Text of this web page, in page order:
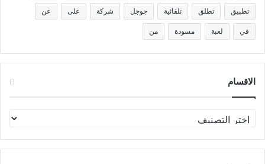
تطبيق تطلق تلقائية جوجل شركة على عن
في لعبة مسودة من
الاقسام
الاقسام